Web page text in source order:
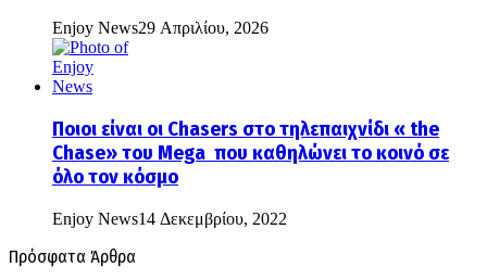
Enjoy News29 Απριλίου, 2026
Ποιοι είναι οι Chasers στο τηλεπαιχνίδι « the
Chase» του Mega που καθηλώνει το κοινό σε
όλο τον κόσμο
Enjoy News14 Δεκεμβρίου, 2022
Πρόσφατα Άρθρα